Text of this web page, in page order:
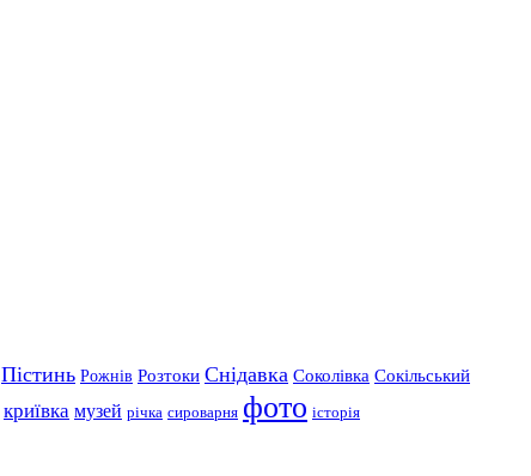
Пістинь Рожнів Розтоки Снідавка Соколівка Сокільський
криївка музей річка сироварня фото історія